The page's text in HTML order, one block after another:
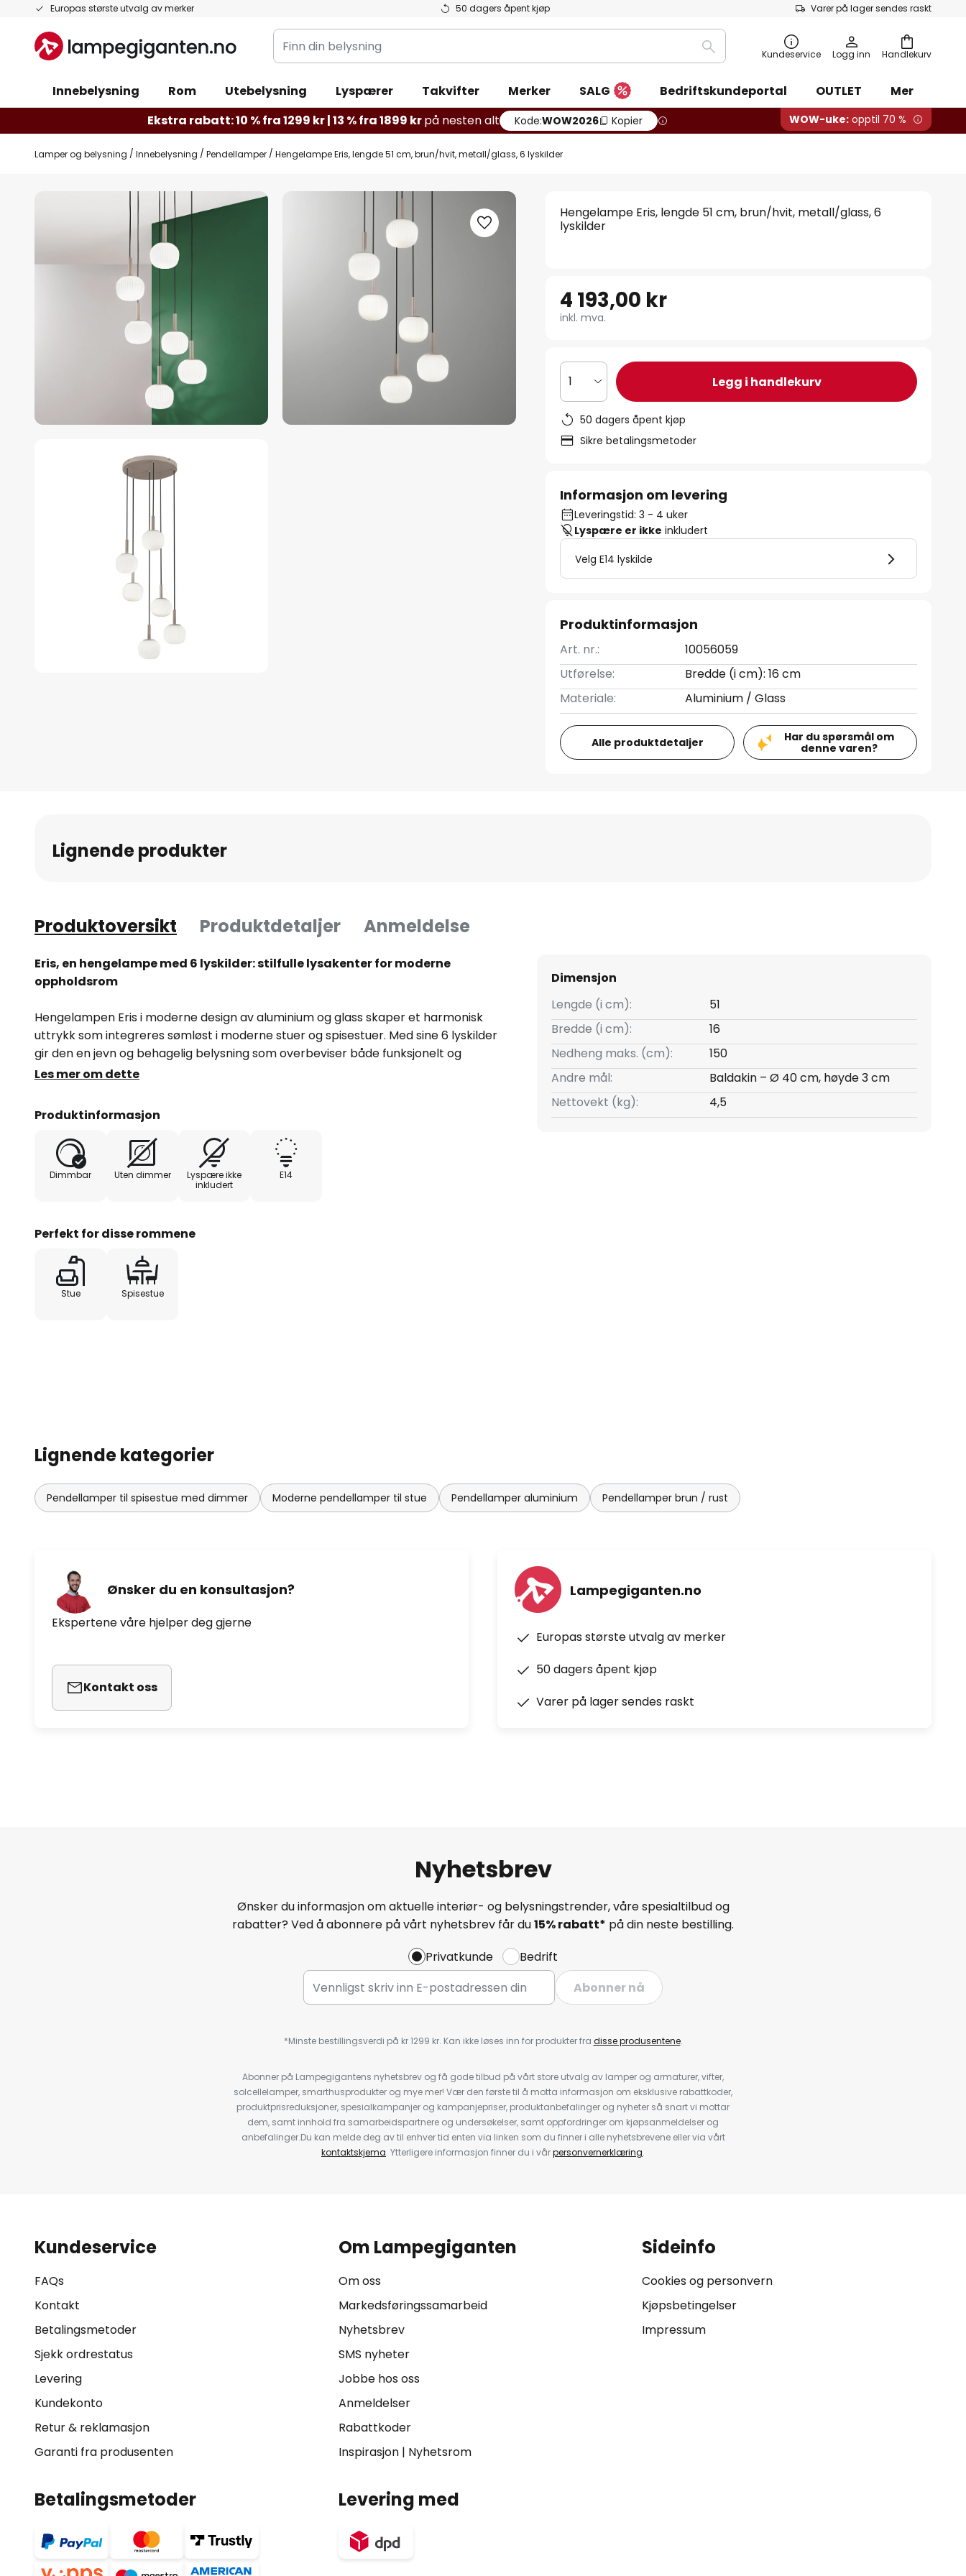
Europas største utvalg av merker 50 dagers åpent kjøp Varer på lager sendes raskt
Hopp
innhold
Handlekurv
Finn
din
Søk Kundeservice Logg inn
Innebelysning Rom Utebelysning Lyspærer Takvifter Merker SALG Bedriftskundeportal OUTLET
Mer
Ekstra rabatt: 10 % fra 1299 kr | 13 % fra 1899 krpå nesten alt Kode:WOW2026 Kopier WOW-uke: opptil 70 %
Lamper og belysning Innebelysning Pendellamper Hengelampe Eris, lengde 51 cm, brun/hvit, metall/glass, 6 lyskilder
Hengelampe Eris, lengde 51 cm, brun/hvit, metall/glass, 6
lyskilder
4 193,00 kr
inkl. mva.
1 Legg i handlekurv
50 dagers åpent kjøp
Sikre betalingsmetoder
Informasjon om levering
Leveringstid: 3 - 4 uker
Lyspære er ikke inkludert
Velg E14 lyskilde
Produktinformasjon
Art. nr.:
10056059
Utførelse:
Bredde (i cm): 16 cm
Materiale:
Aluminium / Glass
Alle produktdetaljer
Har du spørsmål om
denne varen?
Lignende produkter
Produktoversikt Produktdetaljer Anmeldelse
Eris, en hengelampe med 6 lyskilder: stilfulle lysakenter for moderne
oppholdsrom
Hengelampen Eris i moderne design av aluminium og glass skaper et harmonisk
uttrykk som integreres sømløst i moderne stuer og spisestuer. Med sine 6 lyskilder
gir den en jevn og behagelig belysning som overbeviser både funksjonelt og
estetisk.
- ekstern dimbar
Les mer om dette
Produktinformasjon
Dimmbar Uten dimmer
Lyspære ikke
inkludert
E14
Perfekt for disse rommene
Stue Spisestue
Dimensjon
Lengde (i cm):
51
Bredde (i cm):
16
Nedheng maks. (cm):
150
Andre mål:
Baldakin – Ø 40 cm, høyde 3 cm
Nettovekt (kg):
4,5
Lignende kategorier
Pendellamper til spisestue med dimmer Moderne pendellamper til stue Pendellamper aluminium Pendellamper brun / rust
Ønsker du en konsultasjon?
Ekspertene våre hjelper deg gjerne
Kontakt oss
Lampegiganten.no
Europas største utvalg av merker
50 dagers åpent kjøp
Varer på lager sendes raskt
Nyhetsbrev
Ønsker du informasjon om aktuelle interiør- og belysningstrender, våre spesialtilbud og
rabatter? Ved å abonnere på vårt nyhetsbrev får du15% rabatt* på din neste bestilling.
Privatkunde
Bedrift
Abonner nå
*Minste bestillingsverdi på kr 1299 kr. Kan ikke løses inn for produkter fra disse produsentene.
Abonner på Lampegigantens nyhetsbrev og få gode tilbud på vårt store utvalg av lamper og armaturer, vifter,
solcellelamper, smarthusprodukter og mye mer! Vær den første til å motta informasjon om eksklusive rabattkoder,
produktprisreduksjoner, spesialkampanjer og kampanjepriser, produktanbefalinger og nyheter så snart vi mottar
dem, samt innhold fra samarbeidspartnere og undersøkelser, samt oppfordringer om kjøpsanmeldelser og
anbefalinger.Du kan melde deg av til enhver tid enten via linken som du finner i alle nyhetsbrevene eller via vårt
kontaktskjema. Ytterligere informasjon finner du i vårpersonvernerklæring.
Kundeservice
FAQs
Kontakt
Betalingsmetoder
Sjekk ordrestatus
Levering
Kundekonto
Retur & reklamasjon
Garanti fra produsenten
Om Lampegiganten
Om oss
Markedsføringssamarbeid
Nyhetsbrev
SMS nyheter
Jobbe hos oss
Anmeldelser
Rabattkoder
Inspirasjon| Nyhetsrom
Sideinfo
Cookies og personvern
Kjøpsbetingelser
Impressum
Betalingsmetoder Levering med